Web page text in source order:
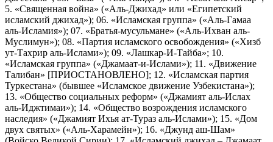
5. «Священная война» («Аль-Джихад» или «Египетский
исламский джихад»); 06. «Исламская группа» («Аль-Гамаа
аль-Исламия»); 07. «Братья-мусульмане» («Аль-Ихван аль-
Муслимун»); 08. «Партия исламского освобождения» («Хизб
ут-Тахрир аль-Ислами»); 09. «Лашкар-И-Тайба»; 10.
«Исламская группа» («Джамаат-и-Ислами»); 11. «Движение
Талибан» [ПРИОСТАНОВЛЕНО]; 12. «Исламская партия
Туркестана» (бывшее «Исламское движение Узбекистана»);
13. «Общество социальных реформ» («Джамият аль-Ислах
аль-Иджтимаи»); 14. «Общество возрождения исламского
наследия» («Джамият Ихья ат-Тураз аль-Ислами»); 15. «Дом
двух святых» («Аль-Харамейн»); 16. «Джунд аш-Шам»